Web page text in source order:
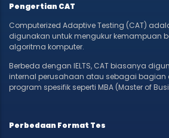
Pengertian CAT
Computerized Adaptive Testing (CAT)
digunakan untuk mengukur kemampuan
algoritma komputer.
Berbeda dengan IELTS, CAT biasanya
internal perusahaan atau sebagai bagian
program spesifik seperti MBA (Master of
Perbedaan Format Tes